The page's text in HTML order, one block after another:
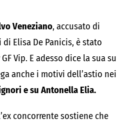
Veneziano, accusato di
Elisa De Panicis, è stato
Vip. E adesso dice la sua su
anche i motivi dell’astio nei
e su Antonella Elia.
concorrente sostiene che